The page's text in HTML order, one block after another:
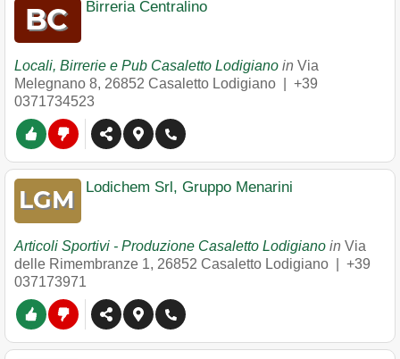
Birreria Centralino
Locali, Birrerie e Pub Casaletto Lodigiano in Via
Melegnano 8, 26852 Casaletto Lodigiano
+39
0371734523
Lodichem Srl, Gruppo Menarini
Articoli Sportivi - Produzione Casaletto Lodigiano in Via
delle Rimembranze 1, 26852 Casaletto Lodigiano
+39
037173971